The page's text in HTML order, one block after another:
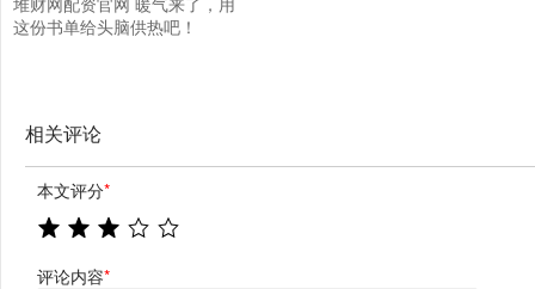
这份书单给头脑供热吧！
相关评论
本文评分*
评论内容*